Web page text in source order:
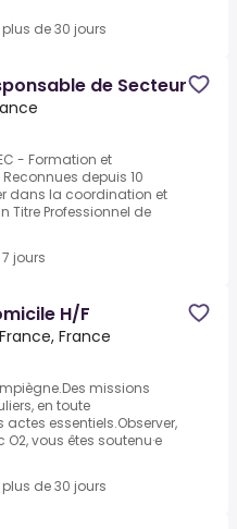
de 30 jours
de Secteur
- Formation et
depuis 10
dans la coordination et
Titre Professionnel de
jours
H/F
France
missions
en toute
essentiels.Observer,
vous êtes soutenu·e
de 30 jours